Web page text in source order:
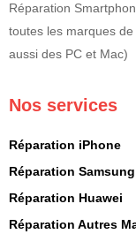
Réparation
toutes les marques
aussi des PC et Mac)
Nos services
Réparation iPhone
Réparation Samsung
Réparation Huawei
Réparation Autres